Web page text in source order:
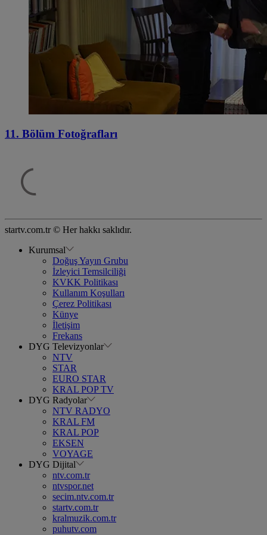
11. Bölüm Fotoğrafları
startv.com.tr © Her hakkı saklıdır.
Kurumsal
Doğuş Yayın Grubu
İzleyici Temsilciliği
KVKK Politikası
Kullanım Koşulları
Çerez Politikası
Künye
İletişim
Frekans
DYG Televizyonlar
NTV
STAR
EURO STAR
KRAL POP TV
DYG Radyolar
NTV RADYO
KRAL FM
KRAL POP
EKSEN
VOYAGE
DYG Dijital
ntv.com.tr
ntvspor.net
secim.ntv.com.tr
startv.com.tr
kralmuzik.com.tr
puhutv.com